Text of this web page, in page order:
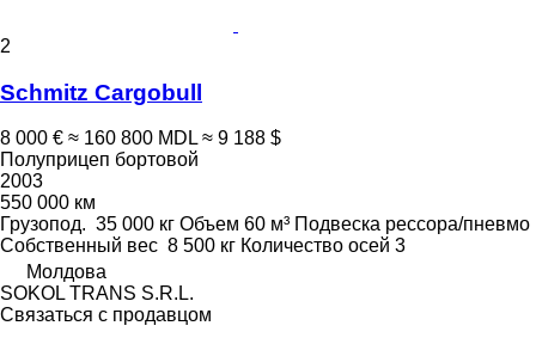
2
Schmitz Cargobull
8 000 € ≈ 160 800 MDL ≈ 9 188 $
Полуприцеп бортовой
2003
550 000 км
Грузопод. 35 000 кг Объем 60 м³ Подвеска рессора/пневмо
Собственный вес 8 500 кг Количество осей 3
Молдова
SOKOL TRANS S.R.L.
Связаться с продавцом